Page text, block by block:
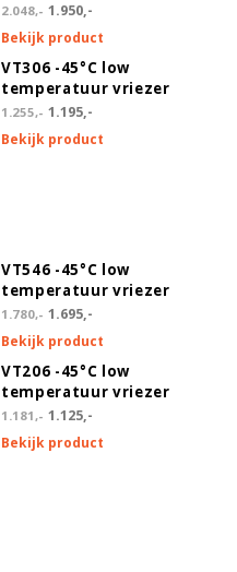
2.048,- 1.950,-
Bekijk product
VT306 -45°C low
temperatuur vriezer
1.255,- 1.195,-
Bekijk product
VT546 -45°C low
temperatuur vriezer
1.780,- 1.695,-
Bekijk product
VT206 -45°C low
temperatuur vriezer
1.181,- 1.125,-
Bekijk product